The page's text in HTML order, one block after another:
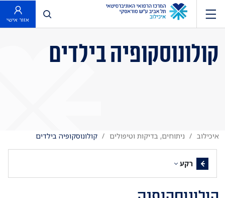
פתח חיפוש
אזור אישי
קולונוסקופיה בילדים
איכילוב ניתוחים, בדיקות וטיפולים קולונוסקופיה בילדים
רקע